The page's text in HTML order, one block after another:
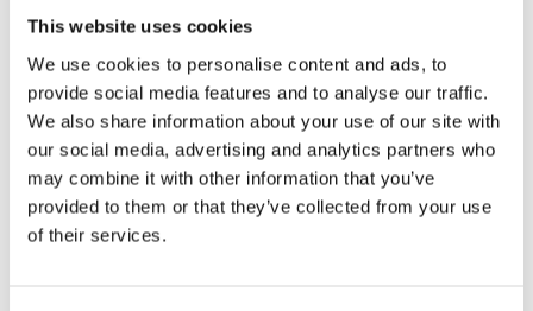
This website uses cookies
We use cookies to personalise content and ads, to
provide social media features and to analyse our traffic.
We also share information about your use of our site with
our social media, advertising and analytics partners who
may combine it with other information that you’ve
provided to them or that they’ve collected from your use
of their services.
VILA NOVA DE GAIA 150 MIN.
Plan Caves: O
Assalto Escape Game
em Gaia
PORTO 60 MIN.
Beer Spa no Porto
com Cerveja Ilimitada